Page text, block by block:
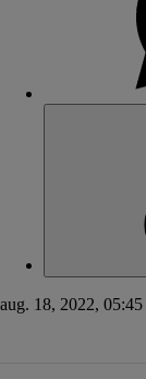
aug. 18, 2022, 05:45